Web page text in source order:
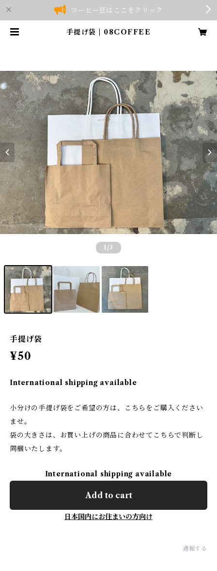
コーヒー豆はここをクリック
手提げ袋 | 08COFFEE
1 /3
手提げ袋
¥50
International shipping available
小分けの手提げ袋をご希望の方は、こちらをご購入ください
ませ。
袋の大きさは、お買い上げの商品に合わせてこちらで判断し
同梱いたします。
International shipping available
Add to cart
日本国内にお住まいの方向け
通報する